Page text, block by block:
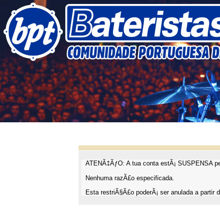
ATENÃ‡ÃƒO: A tua conta estÃ¡ SUSPENSA
Nenhuma razÃ£o especificada.
Esta restriÃ§Ã£o poderÃ¡ ser anulada a partir